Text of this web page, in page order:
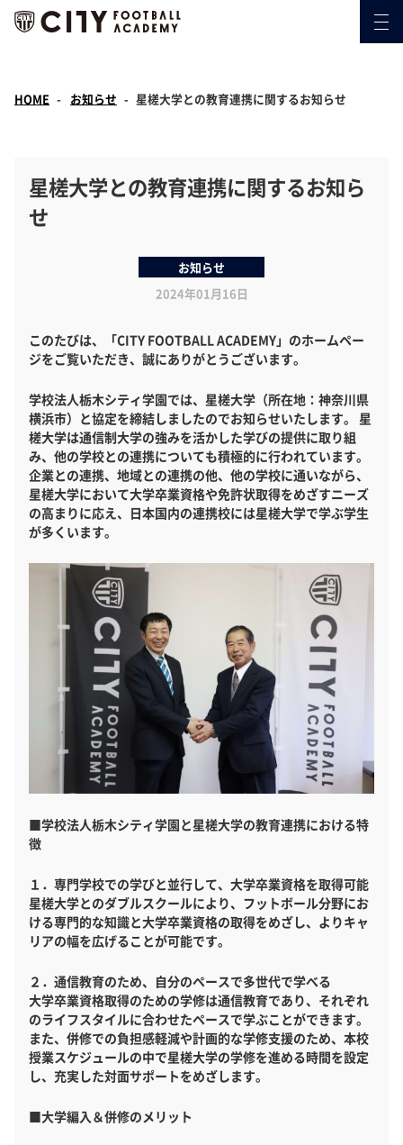
HOME お知らせ 星槎大学との教育連携に関するお知らせ
星槎大学との教育連携に関するお知ら
せ
お知らせ
2024年01月16日
このたびは、「CITY FOOTBALL ACADEMY」のホームペー
ジをご覧いただき、誠にありがとうございます。
学校法人栃木シティ学園では、星槎大学（所在地：神奈川県
横浜市）と協定を締結しましたのでお知らせいたします。 星
槎大学は通信制大学の強みを活かした学びの提供に取り組
み、他の学校との連携についても積極的に行われています。
企業との連携、地域との連携の他、他の学校に通いながら、
星槎大学において大学卒業資格や免許状取得をめざすニーズ
の高まりに応え、日本国内の連携校には星槎大学で学ぶ学生
が多くいます。
■学校法人栃木シティ学園と星槎大学の教育連携における特
徴
１．専門学校での学びと並行して、大学卒業資格を取得可能
星槎大学とのダブルスクールにより、フットボール分野にお
ける専門的な知識と大学卒業資格の取得をめざし、よりキャ
リアの幅を広げることが可能です。
２．通信教育のため、自分のペースで多世代で学べる
大学卒業資格取得のための学修は通信教育であり、それぞれ
のライフスタイルに合わせたペースで学ぶことができます。
また、併修での負担感軽減や計画的な学修支援のため、本校
授業スケジュールの中で星槎大学の学修を進める時間を設定
し、充実した対面サポートをめざします。
■大学編入＆併修のメリット